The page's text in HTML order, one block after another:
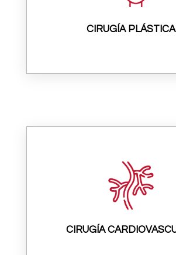
CIRUGÍA PLÁSTICA
CIRUGÍA